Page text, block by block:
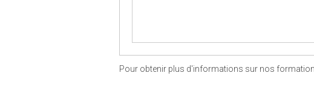
Pour obtenir plus d'informations sur nos